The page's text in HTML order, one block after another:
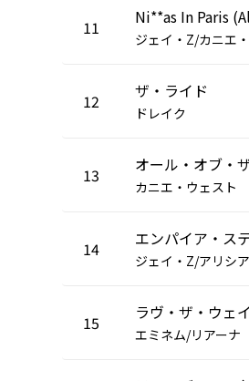
11 Ni**as In Paris
ジェイ・Z/カニエ
12 ザ・ライド
ドレイク
13 オール・オブ・
カニエ・ウェスト
14
ジェイ・Z/アリシ
15
エミネム/リアーナ